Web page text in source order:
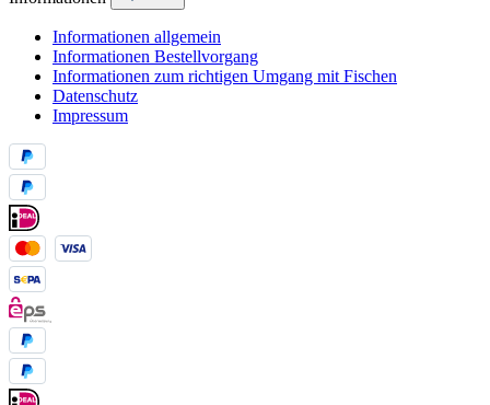
Informationen allgemein
Informationen Bestellvorgang
Informationen zum richtigen Umgang mit Fischen
Datenschutz
Impressum